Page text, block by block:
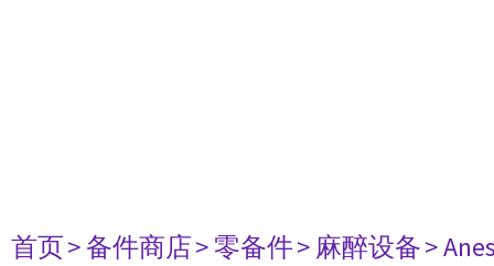
首页> 备件商店> 零备件> 麻醉设备>